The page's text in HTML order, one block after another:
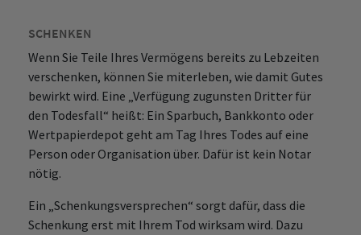
SCHENKEN
Wenn Sie Teile Ihres Vermögens bereits zu Lebzeiten
verschenken, können Sie miterleben, wie damit Gutes
bewirkt wird. Eine „Verfügung zugunsten Dritter für
den Todesfall“ heißt: Ein Sparbuch, Bankkonto oder
Wertpapierdepot geht am Tag Ihres Todes auf eine
Person oder Organisation über. Dafür ist kein Notar
nötig.
Ein „Schenkungsversprechen“ sorgt dafür, dass die
Schenkung erst mit Ihrem Tod wirksam wird. Dazu